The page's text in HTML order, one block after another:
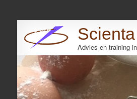
Advies en training
Search